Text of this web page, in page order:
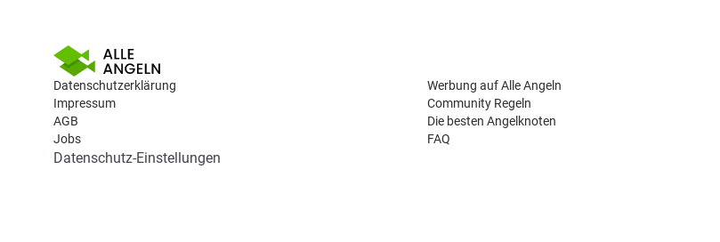
Datenschutzerklärung
Impressum
AGB
Jobs
Werbung auf Alle Angeln
Community Regeln
Die besten Angelknoten
FAQ
Datenschutz-Einstellungen